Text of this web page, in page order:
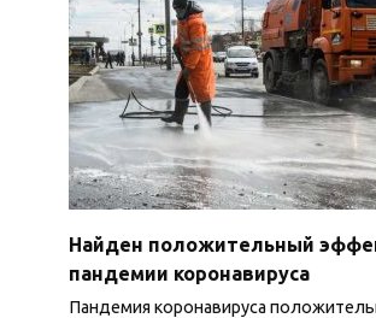
Найден положительный
пандемии коронавируса
Пандемия коронавируса